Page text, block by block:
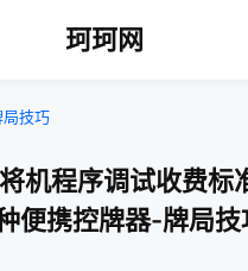
珂珂网
局技巧
机程序调试收费标
便携控牌器-牌局技